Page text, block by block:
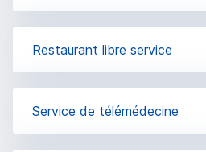
Restaurant libre service
Service de télémédecine